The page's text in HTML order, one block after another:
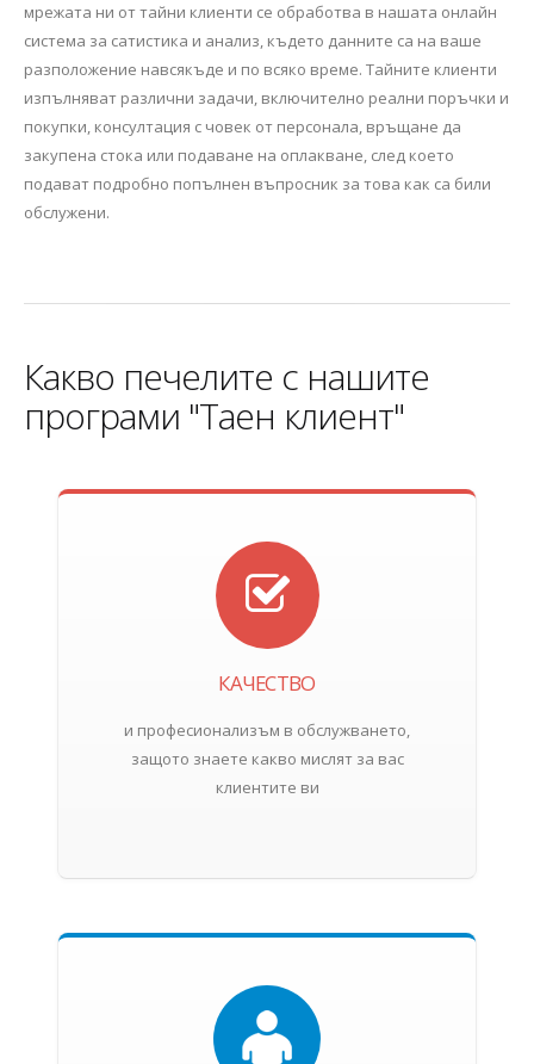
мрежата ни от тайни клиенти се обработва в нашата онлайн
система за сатистика и анализ, където данните са на ваше
разположение навсякъде и по всяко време. Тайните клиенти
изпълняват различни задачи, включително реални поръчки и
покупки, консултация с човек от персонала, връщане да
закупена стока или подаване на оплакване, след което
подават подробно попълнен въпросник за това как са били
обслужени.
Какво печелите с нашите
програми "Таен клиент"
КАЧЕСТВО
и професионализъм в обслужването,
защото знаете какво мислят за вас
клиентите ви